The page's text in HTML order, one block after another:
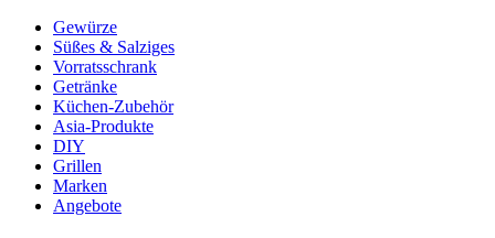
Gewürze
Süßes & Salziges
Vorratsschrank
Getränke
Küchen-Zubehör
Asia-Produkte
DIY
Grillen
Marken
Angebote